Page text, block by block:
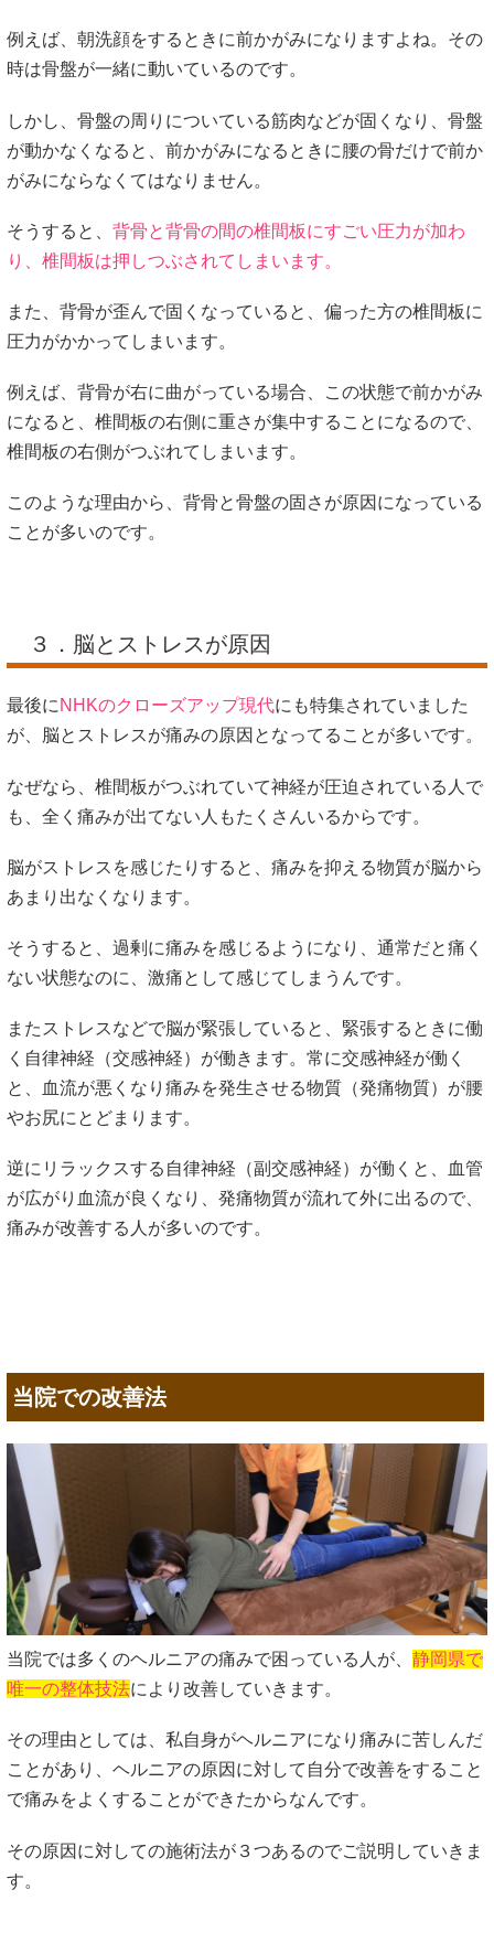
例えば、朝洗顔をするときに前かがみになりますよね。その
時は骨盤が一緒に動いているのです。
しかし、骨盤の周りについている筋肉などが固くなり、骨盤
が動かなくなると、前かがみになるときに腰の骨だけで前か
がみにならなくてはなりません。
そうすると、 背骨と背骨の間の椎間板にすごい圧力が加わ
り、椎間板は押しつぶされてしまいます。
また、背骨が歪んで固くなっていると、偏った方の椎間板に
圧力がかかってしまいます。
例えば、背骨が右に曲がっている場合、この状態で前かがみ
になると、椎間板の右側に重さが集中することになるので、
椎間板の右側がつぶれてしまいます。
このような理由から、背骨と骨盤の固さが原因になっている
ことが多いのです。
３．脳とストレスが原因
最後にNHKのクローズアップ現代にも特集されていました
が、脳とストレスが痛みの原因となってることが多いです。
なぜなら、椎間板がつぶれていて神経が圧迫されている人で
も、全く痛みが出てない人もたくさんいるからです。
脳がストレスを感じたりすると、痛みを抑える物質が脳から
あまり出なくなります。
そうすると、過剰に痛みを感じるようになり、通常だと痛く
ない状態なのに、激痛として感じてしまうんです。
またストレスなどで脳が緊張していると、緊張するときに働
く自律神経（交感神経）が働きます。常に交感神経が働く
と、血流が悪くなり痛みを発生させる物質（発痛物質）が腰
やお尻にとどまります。
逆にリラックスする自律神経（副交感神経）が働くと、血管
が広がり血流が良くなり、発痛物質が流れて外に出るので、
痛みが改善する人が多いのです。
当院での改善法
当院では多くのヘルニアの痛みで困っている人が、 静岡県で
唯一の整体技法により改善していきます。
その理由としては、私自身がヘルニアになり痛みに苦しんだ
ことがあり、ヘルニアの原因に対して自分で改善をすること
で痛みをよくすることができたからなんです。
その原因に対しての施術法が３つあるのでご説明していきま
す。